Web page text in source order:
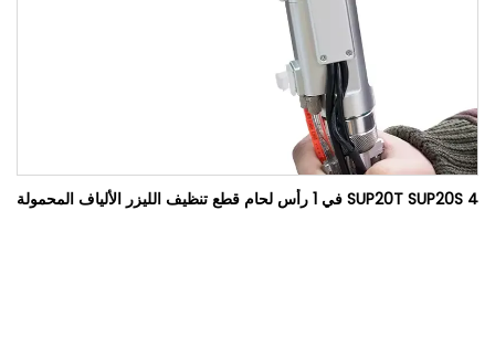
SUP20T SUP20S 4 في 1 رأس لحام قطع تنظيف الليزر الألياف المحمولة